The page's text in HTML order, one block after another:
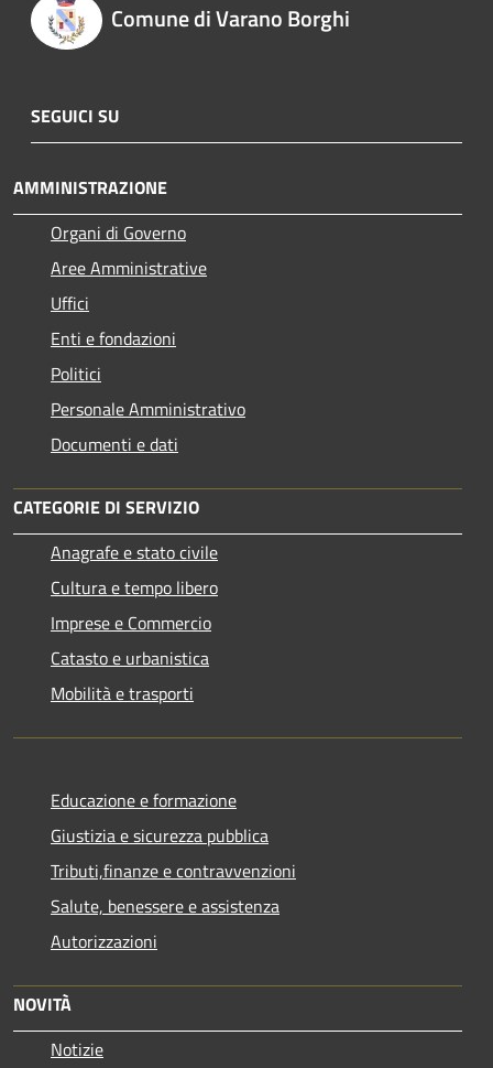
Comune di Varano Borghi
SEGUICI SU
AMMINISTRAZIONE
Organi di Governo
Aree Amministrative
Uffici
Enti e fondazioni
Politici
Personale Amministrativo
Documenti e dati
CATEGORIE DI SERVIZIO
Anagrafe e stato civile
Cultura e tempo libero
Imprese e Commercio
Catasto e urbanistica
Mobilità e trasporti
Educazione e formazione
Giustizia e sicurezza pubblica
Tributi,finanze e contravvenzioni
Salute, benessere e assistenza
Autorizzazioni
NOVITÀ
Notizie